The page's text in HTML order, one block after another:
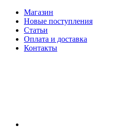
Магазин
Новые поступления
Статьи
Оплата и доставка
Контакты